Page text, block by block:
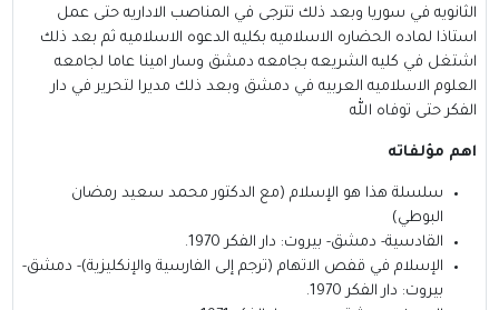
الثانويه في سوريا وبعد ذلك تترجى في المناصب الاداريه حتى عمل
استاذا لماده الحضاره الاسلاميه بكليه الدعوه الاسلاميه ثم بعد ذلك
اشتغل في كليه الشريعه بجامعه دمشق وسار امينا عاما لجامعه
العلوم الاسلاميه العربيه في دمشق وبعد ذلك مديرا لتحرير في دار
الفكر حتى توفاه الله
اهم مؤلفاته
سلسلة هذا هو الإسلام (مع الدكتور محمد سعيد رمضان
البوطي)
القادسية- دمشق- بيروت: دار الفكر 1970.
الإسلام في قفص الاتهام (ترجم إلى الفارسية والإنكليزية)- دمشق-
بيروت: دار الفكر 1970.